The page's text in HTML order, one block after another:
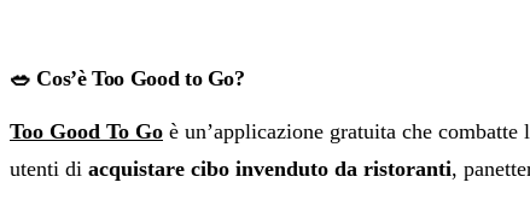
🥗 Cos’è Too Good to Go?
Too Good To Go è un’applicazione gratuita che
utenti di acquistare cibo invenduto da ristoranti,